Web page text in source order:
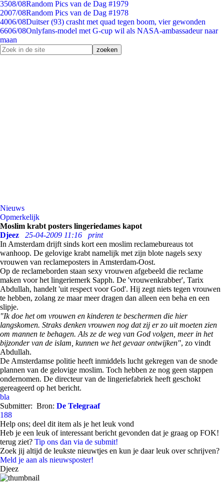
3508/08Random Pics van de Dag #1979
2007/08Random Pics van de Dag #1978
4006/08Duitser (93) crasht met quad tegen boom, vier gewonden
6606/08Onlyfans-model met G-cup wil als NASA-ambassadeur naar
maan
Nieuws
Opmerkelijk
Moslim krabt posters lingeriedames kapot
Djeez
25-04-2009 11:16
print
In Amsterdam drijft sinds kort een moslim reclamebureaus tot
wanhoop. De gelovige krabt namelijk met zijn blote nagels sexy
vrouwen van reclameposters in Amsterdam-Oost.
Op de reclameborden staan sexy vrouwen afgebeeld die reclame
maken voor het lingeriemerk Sapph. De 'vrouwenkrabber', Tarix
Abdullah, handelt 'uit respect voor God'. Hij zegt niets tegen vrouwen
te hebben, zolang ze maar meer dragen dan alleen een beha en een
slipje.
"Ik doe het om vrouwen en kinderen te beschermen die hier
langskomen. Straks denken vrouwen nog dat zij er zo uit moeten zien
om mannen te behagen. Als ze de weg van God volgen, meer in het
bijzonder van de islam, kunnen we het gevaar ontwijken", zo vindt
Abdullah.
De Amsterdamse politie heeft inmiddels lucht gekregen van de snode
plannen van de gelovige moslim. Toch hebben ze nog geen stappen
ondernomen. De directeur van de lingeriefabriek heeft geschokt
gereageerd op het bericht.
bla
Submitter: Bron: De Telegraaf
188
Help ons; deel dit item als je het leuk vond
Heb je een leuk of interessant bericht gevonden dat je graag op FOK!
terug ziet? Tip ons dan via de submit!
Zoek jij altijd de leukste nieuwtjes en kun je daar leuk over schrijven?
Meld je aan als nieuwsposter!
Djeez